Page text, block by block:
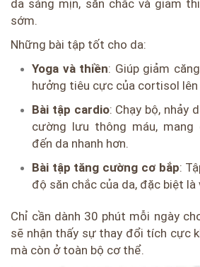
da sáng mịn, săn chắc và giảm
sớm.
Những bài tập tốt cho da:
Yoga và thiền: Giúp giảm
hưởng tiêu cực của cortisol lên
Bài tập cardio: Chạy bộ, nhảy
cường lưu thông máu,
đến da nhanh hơn.
Bài tập tăng cường cơ bắp:
độ săn chắc của da, đặc biệt là
Chỉ cần dành 30 phút mỗi ngày
sẽ nhận thấy sự thay đổi tích cực
mà còn ở toàn bộ cơ thể.